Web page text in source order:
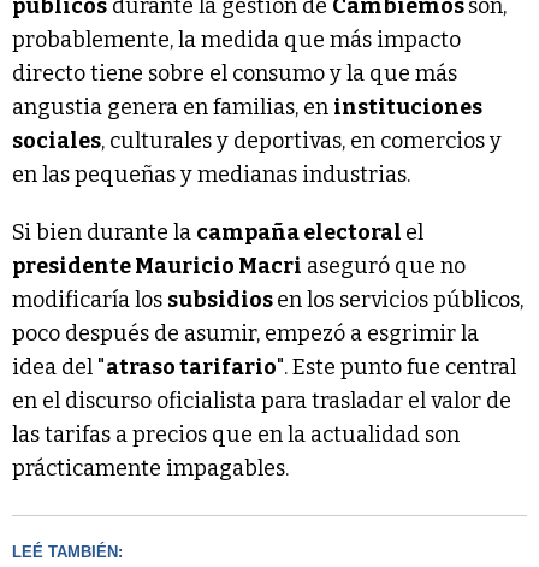
públicos durante la gestión de Cambiemosson,
probablemente, la medida que más impacto
directo tiene sobre el consumo y la que más
angustia genera en familias, en instituciones
sociales, culturales y deportivas, en comercios y
en las pequeñas y medianas industrias.
Si bien durante la campaña electoral el
presidente Mauricio Macri aseguró que no
modificaría los subsidiosen los servicios públicos,
poco después de asumir, empezó a esgrimir la
idea del "atraso tarifario". Este punto fue central
en el discurso oficialista para trasladar el valor de
las tarifas a precios que en la actualidad son
prácticamente impagables.
LEÉ TAMBIÉN: